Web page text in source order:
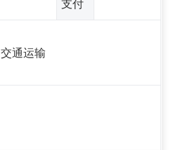
交通运输